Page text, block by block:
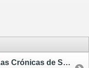
La Espada de Shannara / Las Crónicas de Shannara 1 - rústica